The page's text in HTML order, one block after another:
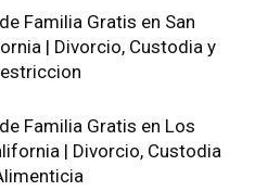
Familia Gratis en San
| Divorcio, Custodia y
Familia Gratis en Los
| Divorcio, Custodia